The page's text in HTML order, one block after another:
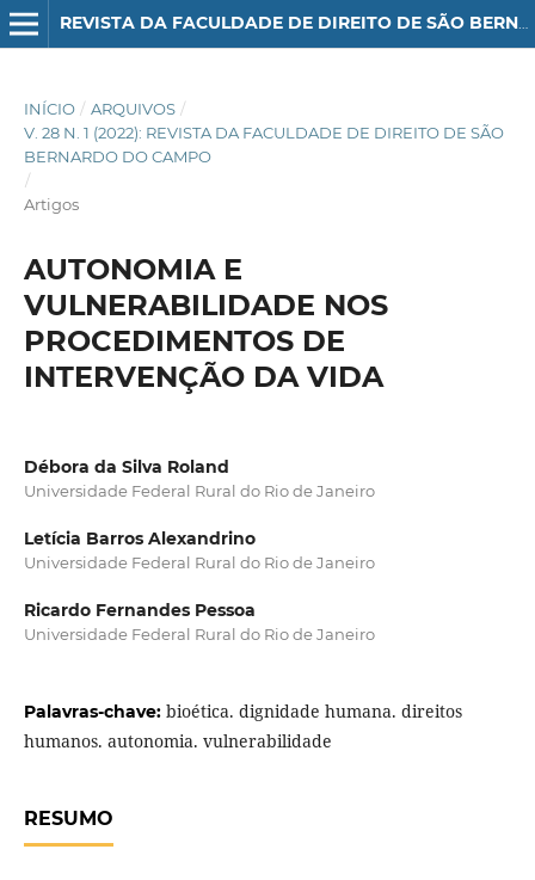
REVISTA DA FACULDADE DE DIREITO DE SÃO BERNARDO DO CAMPO
INÍCIO / ARQUIVOS /
V. 28 N. 1 (2022): REVISTA DA FACULDADE DE DIREITO DE SÃO
BERNARDO DO CAMPO
/
Artigos
AUTONOMIA E
VULNERABILIDADE NOS
PROCEDIMENTOS DE
INTERVENÇÃO DA VIDA
Débora da Silva Roland
Universidade Federal Rural do Rio de Janeiro
Letícia Barros Alexandrino
Universidade Federal Rural do Rio de Janeiro
Ricardo Fernandes Pessoa
Universidade Federal Rural do Rio de Janeiro
Palavras-chave: bioética. dignidade humana. direitos
humanos. autonomia. vulnerabilidade
RESUMO